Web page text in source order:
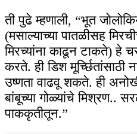
ती पुढे म्हणाली, “भूत
(मसाल्याच्या पातळीसह
मिरच्यांना काढून टाकते) हे
करते. ही डिश मूर्च्छितांसाठी
उष्णता वाढवू शकते. ही
बांबूच्या गोळ्यांचे मिश्रण..
पाककृतीतून.”